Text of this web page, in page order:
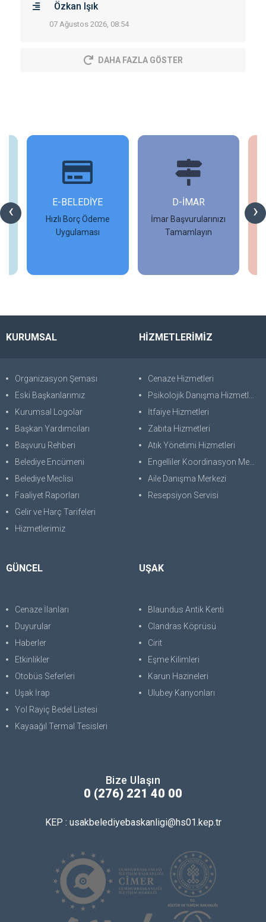
Özkan Işık
07 Ağustos 2026, 08:54
DAHA FAZLA GÖSTER
‹ ›
E-BELEDİYE
Hızlı Borç Ödeme
Uygulaması
D-İMAR
İmar Başvurularınızı
Tamamlayın
KURUMSAL
Organizasyon Şeması
Eski Başkanlarımız
Kurumsal Logolar
Başkan Yardımcıları
Başvuru Rehberi
Belediye Encümeni
Belediye Meclisi
Faaliyet Raporları
Gelir ve Harç Tarifeleri
Hizmetlerimiz
HİZMETLERİMİZ
Cenaze Hizmetleri
Psikolojik Danışma Hizmetleri
İtfaiye Hizmetleri
Zabıta Hizmetleri
Atık Yönetimi Hizmetleri
Engelliler Koordinasyon Merkezi
Aile Danışma Merkezi
Resepsiyon Servisi
GÜNCEL
Cenaze İlanları
Duyurular
Haberler
Etkinlikler
Otobüs Seferleri
Uşak İrap
Yol Rayiç Bedel Listesi
Kayaağıl Termal Tesisleri
UŞAK
Blaundus Antik Kenti
Clandras Köprüsü
Cirit
Eşme Kilimleri
Karun Hazineleri
Ulubey Kanyonları
Bize Ulaşın
0 (276) 221 40 00
KEP : usakbelediyebaskanligi@hs01.kep.tr